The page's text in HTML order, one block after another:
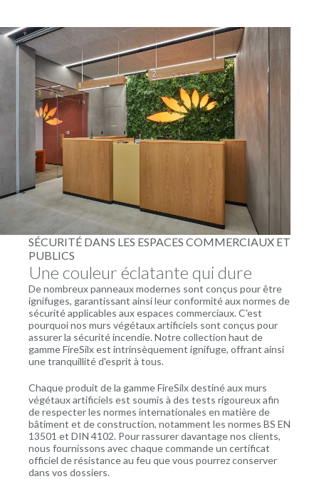
SÉCURITÉ DANS LES ESPACES COMMERCIAUX ET
PUBLICS
Une couleur éclatante qui dure
De nombreux panneaux modernes sont conçus pour être
ignifuges, garantissant ainsi leur conformité aux normes de
sécurité applicables aux espaces commerciaux. C'est
pourquoi nos murs végétaux artificiels sont conçus pour
assurer la sécurité incendie. Notre collection haut de
gamme FireSilx est intrinsèquement ignifuge, offrant ainsi
une tranquillité d'esprit à tous.
Chaque produit de la gamme FireSilx destiné aux murs
végétaux artificiels est soumis à des tests rigoureux afin
de respecter les normes internationales en matière de
bâtiment et de construction, notamment les normes BS EN
13501 et DIN 4102. Pour rassurer davantage nos clients,
nous fournissons avec chaque commande un certificat
officiel de résistance au feu que vous pourrez conserver
dans vos dossiers.